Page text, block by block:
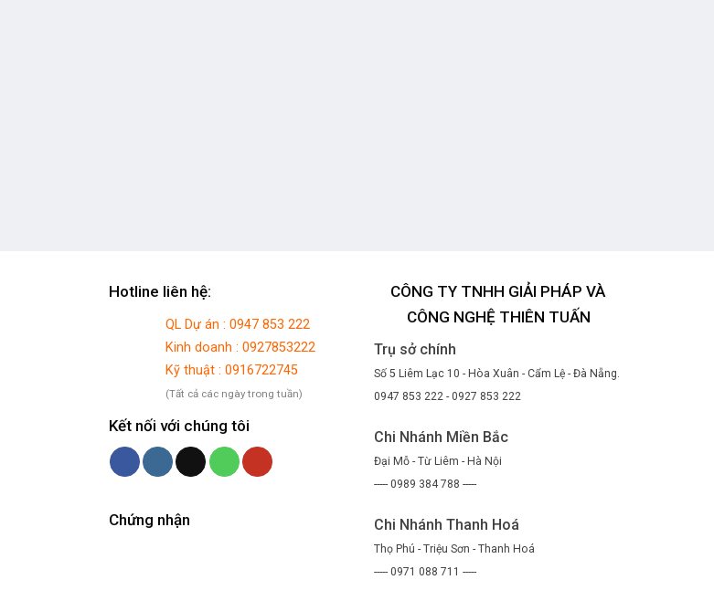
Hotline liên hệ:
QL Dự án : 0947 853 222
Kinh doanh : 0927853222
Kỹ thuật : 0916722745
(Tất cả các ngày trong tuần)
Kết nối với chúng tôi
Chứng nhận
CÔNG TY TNHH GIẢI PHÁP VÀ
CÔNG NGHỆ THIÊN TUẤN
Trụ sở chính
Số 5 Liêm Lạc 10 - Hòa Xuân - Cẩm Lệ - Đà Nẵng.
0947 853 222 - 0927 853 222
Chi Nhánh Miền Bắc
Đại Mỗ - Từ Liêm - Hà Nội
----- 0989 384 788 -----
Chi Nhánh Thanh Hoá
Thọ Phú - Triệu Sơn - Thanh Hoá
----- 0971 088 711 -----